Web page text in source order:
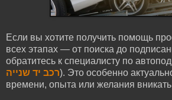
Если вы хотите получить помощь
всех этапах — от поиска до
обратитесь к специалисту по
רכב יד שנייה). Это особенно
времени, опыта или желания